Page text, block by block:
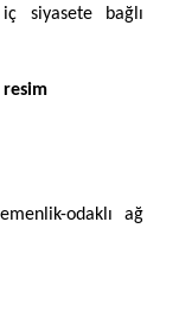
siyasete bağlı
odaklı ağ